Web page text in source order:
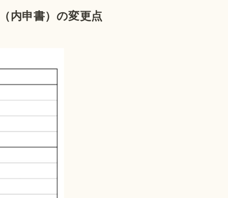
内申書）の変更点